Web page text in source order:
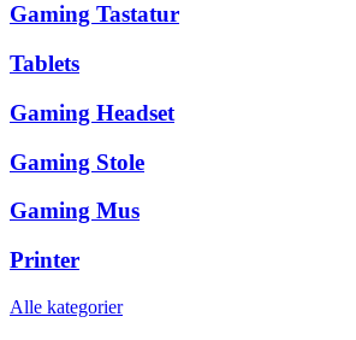
Gaming Tastatur
Tablets
Gaming Headset
Gaming Stole
Gaming Mus
Printer
Alle kategorier